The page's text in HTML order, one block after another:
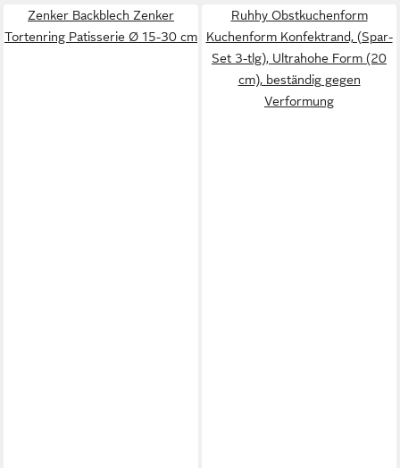
Zenker Backblech Zenker
Tortenring Patisserie Ø 15-30 cm
Ruhhy Obstkuchenform
Kuchenform Konfektrand, (Spar-
Set 3-tlg), Ultrahohe Form (20
cm), beständig gegen
Verformung